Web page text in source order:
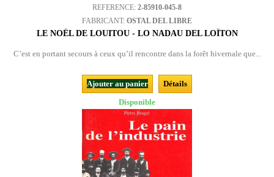
REFERENCE: 2-85910-045-8
FABRICANT: OSTAL DEL LIBRE
LE NOËL DE LOUITOU - LO NADAU DEL LOÏTON
C’est en portant secours à ceux qu’il rencontre dans la forêt hivernale que...
Ajouter au panier
Détails
Disponible